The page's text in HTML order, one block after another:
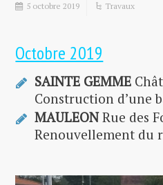
5 octobre 2019 Travaux
Octobre 2019
SAINTE GEMME
Construction d’une
MAULEONRue des
Renouvellement du